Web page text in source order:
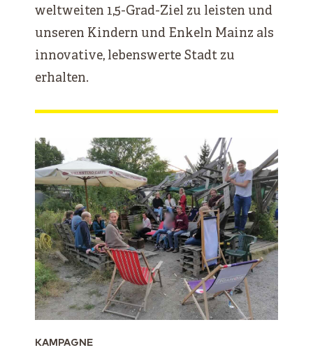
weltweiten 1,5-Grad-Ziel zu leisten und
unseren Kindern und Enkeln Mainz als
innovative, lebenswerte Stadt zu
erhalten.
KAMPAGNE